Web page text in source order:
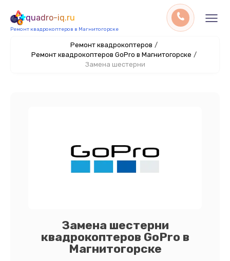
quadro-iq.ru
Ремонт квадрокоптеров в Магнитогорске
Ремонт квадрокоптеров /
Ремонт квадрокоптеров GoPro в Магнитогорске /
Замена шестерни
Замена шестерни
квадрокоптеров GoPro в
Магнитогорске